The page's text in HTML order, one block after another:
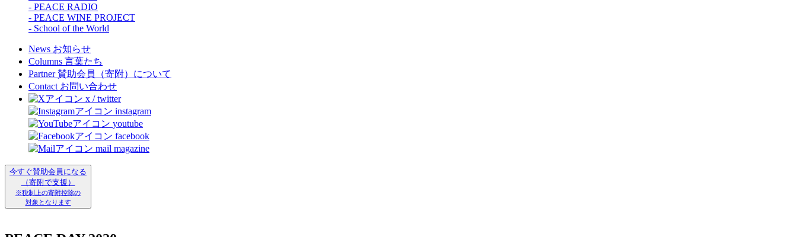
- PEACE RADIO
- PEACE WINE PROJECT
- School of the World
News お知らせ
Columns 言葉たち
Partner 賛助会員（寄附）について
Contact お問い合わせ
x / twitter
instagram
youtube
facebook
mail magazine
今すぐ賛助会員になる
（寄附で支援）
※税制上の寄附控除の
対象となります